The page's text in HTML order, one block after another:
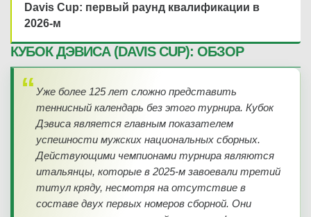
—
08.02.2026
A. Elamin(1643)
Y. Makzoume
1-й сет 6-3
2-й сет
Davis Cup: первый раунд квалификации в
2026-м
КУБОК ДЭВИСА (DAVIS CUP): ОБЗОР
Уже более 125 лет сложно представить
теннисный календарь без этого турнира. Кубок
Дэвиса является главным показателем
успешности мужских национальных сборных.
Действующими чемпионами турнира являются
итальянцы, которые в 2025-м завоевали третий
титул кряду, несмотря на отсутствие в
составе двух первых номеров сборной. Они